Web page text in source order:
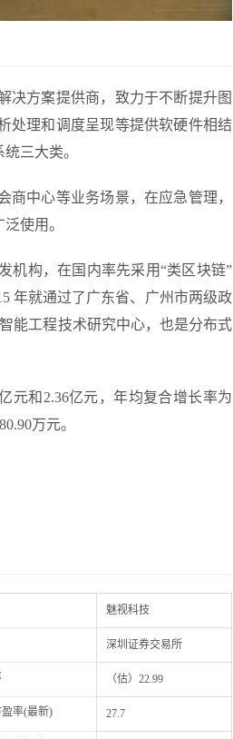
决方案提供商，致力于不断提升图
处理和调度呈现等提供软硬件相结
三大类。
中心等业务场景，在应急管理，
使用。
机构，在国内率先采用“类区块链”
年就通过了广东省、广州市两级政
能工程技术研究中心，也是分布式
元和2.36亿元，年均复合增长率为
万元。
魅视科技
深圳证券交易所
（估） 22.99
率(最新) 27.7